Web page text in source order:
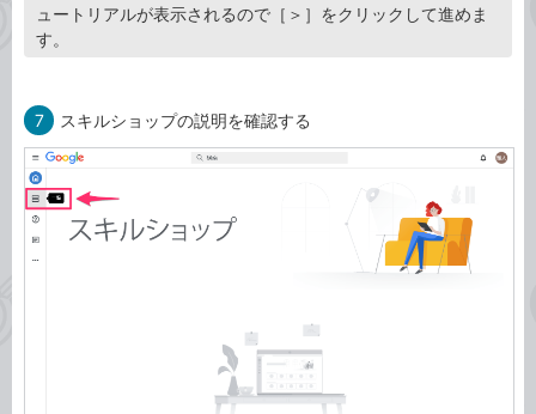
ュートリアルが表示されるので［＞］をクリックして進めま
す。
7 スキルショップの説明を確認する